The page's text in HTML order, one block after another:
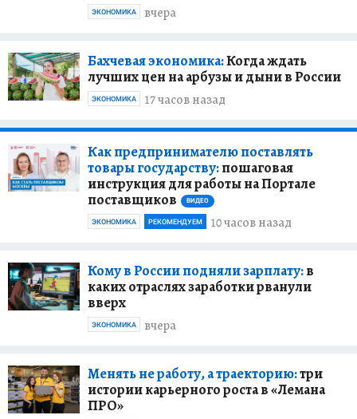
вчера
ЭКОНОМИКА
Бахчевая экономика:Когда ждать
лучших цен на арбузы и дыни в России
17 часов назад
ЭКОНОМИКА
Как предпринимателю поставлять
товары государству:пошаговая
инструкция для работы на Портале
поставщиков
ВИДЕО
10 часов назад
ЭКОНОМИКА РЕКОМЕНДУЕМ
Кому в России подняли зарплату:в
каких отраслях заработки рванули
вверх
вчера
ЭКОНОМИКА
Менять не работу, а траекторию:три
истории карьерного роста в «Лемана
ПРО»